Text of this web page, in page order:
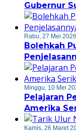
Gubernur
Rabu, 27 Mei
Bolehkah
Minggu, 10 Mei
Pelajaran
Amerika
Kamis, 26 Maret